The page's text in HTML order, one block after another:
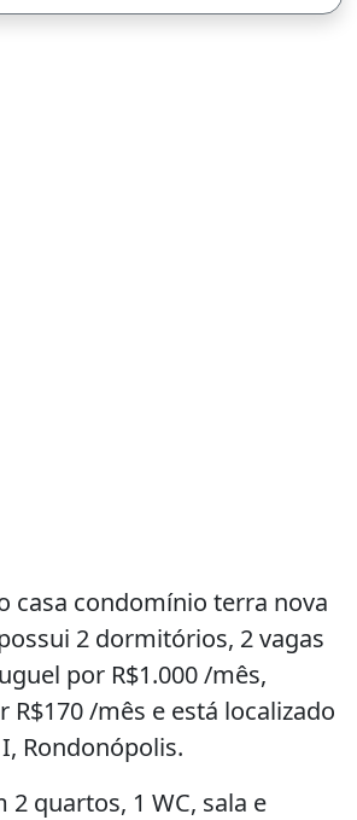
casa condomínio terra nova
2 dormitórios, 2 vagas
por R$1.000 /mês,
/mês e está localizado
Rondonópolis.
2 quartos, 1 WC, sala e